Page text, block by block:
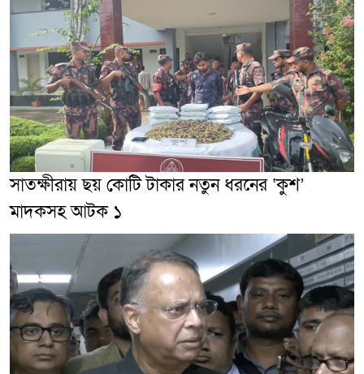
সাতক্ষীরায় ছয় কোটি টাকার নতুন ধরনের ‘কুশ’
মাদকসহ আটক ১